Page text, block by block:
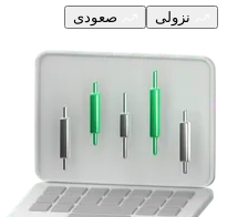
نزولی صعودی